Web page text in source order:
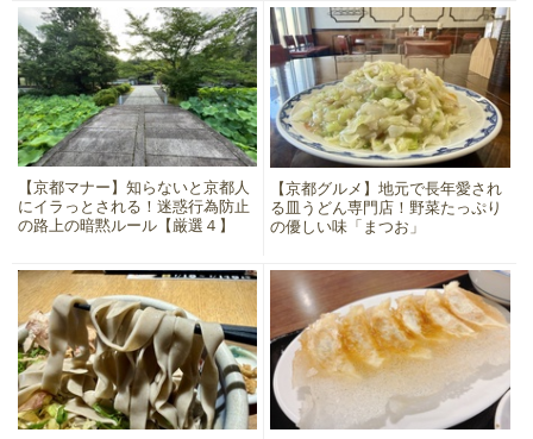
【京都マナー】知らないと京都人
にイラっとされる！迷惑行為防止
の路上の暗黙ルール【厳選４】
【京都グルメ】地元で長年愛され
る皿うどん専門店！野菜たっぷり
の優しい味「まつお」